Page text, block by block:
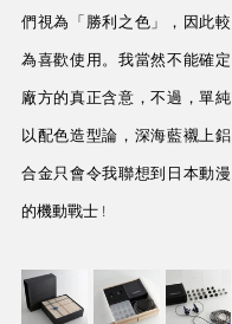
們視為「勝利之色」，因此較
為喜歡使用。我當然不能確定
廠方的真正含意，不過，單純
以配色造型論，深海藍襯上鋁
合金只會令我聯想到日本動漫
的機動戰士 !